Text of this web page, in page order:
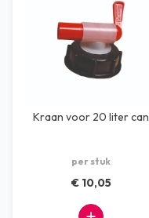
Kraan voor 20 liter can
per stuk
€ 10,05